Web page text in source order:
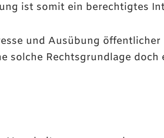
ist somit ein berechtigtes
und Ausübung öffentlicher
solche Rechtsgrundlage doch